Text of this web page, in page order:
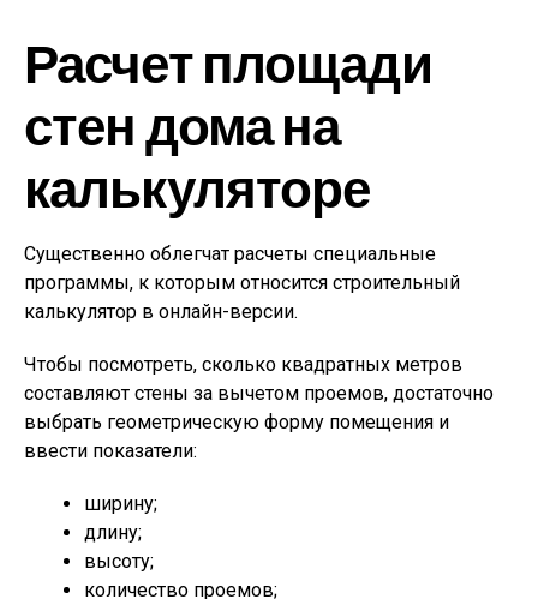
Расчет площади
стен дома на
калькуляторе
Существенно облегчат расчеты специальные
программы, к которым относится строительный
калькулятор в онлайн-версии.
Чтобы посмотреть, сколько квадратных метров
составляют стены за вычетом проемов, достаточно
выбрать геометрическую форму помещения и
ввести показатели:
ширину;
длину;
высоту;
количество проемов;